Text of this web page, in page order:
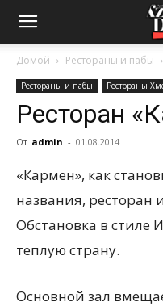
Crazy-
Daizy
сумашедшие
новости
Домой Рестораны и пабы
Рестораны и пабы Рестораны
Ресторан
От admin - 01.08.2014
«Кармен», как
названия, ресторан
Обстановка в стиле
теплую страну.
Основной зал